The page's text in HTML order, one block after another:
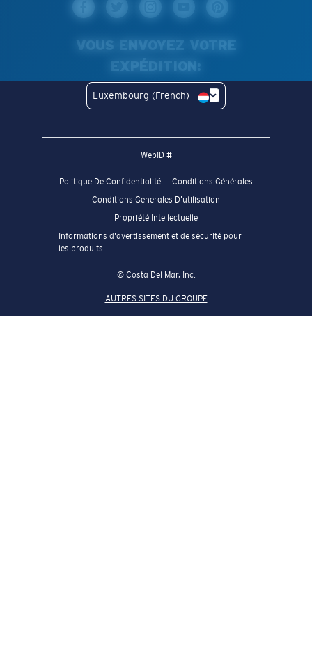
VOUS ENVOYEZ VOTRE
EXPÉDITION:
Luxembourg (French)
WebID #
Politique De Confidentialité
Conditions Générales
Conditions Generales D’utilisation
Propriété Intellectuelle
Informations d'avertissement et de sécurité pour
les produits
© Costa Del Mar, Inc.
AUTRES SITES DU GROUPE